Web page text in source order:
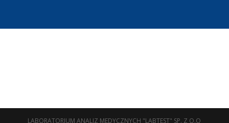
LABORATORIUM ANALIZ MEDYCZNYCH "LABTEST" SP. Z O.O